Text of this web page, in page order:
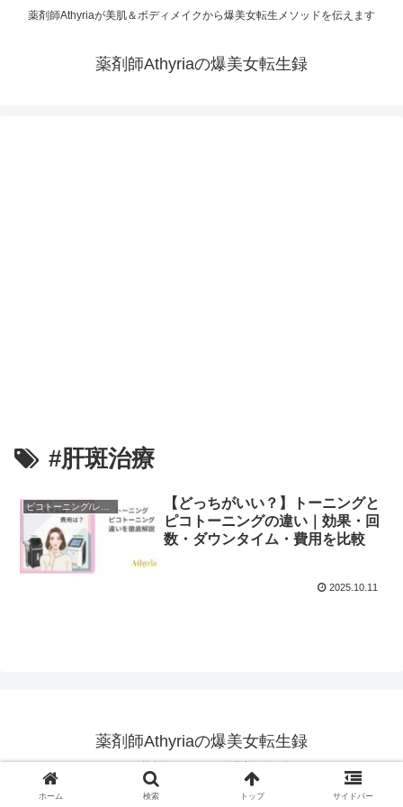
薬剤師Athyriaが美肌＆ボディメイクから爆美女転生メソッドを伝えます
薬剤師Athyriaの爆美女転生録
#肝斑治療
【どっちがいい？】トーニングと
ピコトーニングの違い｜効果・回
数・ダウンタイム・費用を比較
2025.10.11
薬剤師Athyriaの爆美女転生録
ホーム 検索 トップ サイドバー